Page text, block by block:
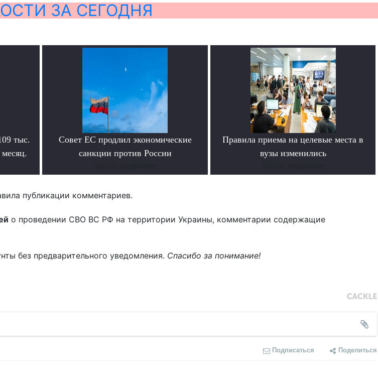
ЗА СЕГОДНЯ
тыс.
Совет ЕС продлил экономические
санкции против России
Правила приема на целевые места в
вузы изменились
публикации комментариев.
о проведении СВО ВС РФ на территории Украины, комментарии содержащие
без предварительного уведомления. Спасибо за понимание!
Подписаться Поделиться